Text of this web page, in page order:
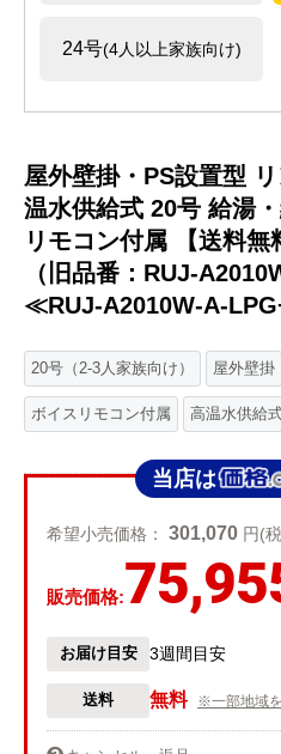
24号(4人以上家族向け)
屋外壁掛・PS設置型
温水供給式 20号 給湯
リモコン付属 【送料無
（旧品番：RUJ-
≪RUJ-A2010W-A-
20号（2-3人家族向け） 屋外壁掛
ボイスリモコン付属 高温水供給
当店は
希望小売価格：301,070 円(
販売価格:
お届け目安 3週間目安
送料 無料 ※一部地域